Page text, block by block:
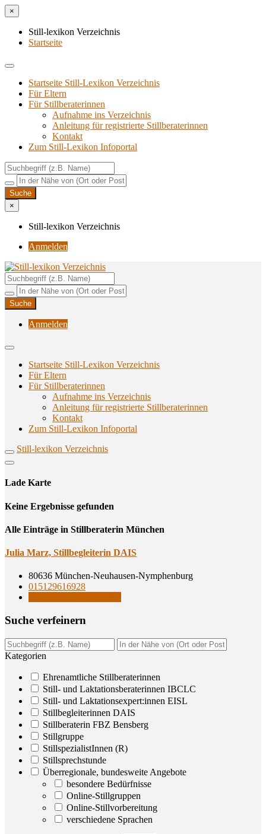
×
Still-lexikon Verzeichnis
Startseite
Startseite Still-Lexikon Verzeichnis
Für Eltern
Für Stillberaterinnen
Aufnahme ins Verzeichnis
Anlei­tung für regis­trier­te Stillberaterinnen
Kon­takt
Zum Still-Lexikon Infoportal
×
Still-lexikon Verzeichnis
Anmelden
Still-lexikon Verzeichnis
Unterstützungsangebote rund ums Stillen
Anmelden
Startseite Still-Lexikon Verzeichnis
Für Eltern
Für Stillberaterinnen
Aufnahme ins Verzeichnis
Anlei­tung für regis­trier­te Stillberaterinnen
Kon­takt
Zum Still-Lexikon Infoportal
Still-lexikon Verzeichnis
Lade Karte
Кeine Ergebnisse gefunden
Alle Einträge in Stillberaterin München
Julia Marz, Still­be­glei­te­rin DAIS
80636 München-Neuhausen-Nymphenburg
015129616928
Suche ver­fei­nern
Kategorien
Ehrenamtliche Stillberaterinnen
Still- und Laktationsberaterinnen IBCLC
Still- und Laktationsexpert:innen EISL
Stillbegleiterinnen DAIS
Stillberaterin FBZ Bensberg
Stillgruppe
StillspezialistInnen (R)
Stillsprechstunde
Überregionale, bundesweite Angebote
besondere Bedürfnisse
Online-Stillgruppen
Online-Stillvorbereitung
verschiedene Sprachen